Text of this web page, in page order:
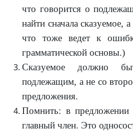
что говорится о
найти сначала сказуемое,
что тоже ведет к
грамматической основы.)
Сказуемое должно
подлежащим, а не со
предложения.
Помнить: в
главный член. Это